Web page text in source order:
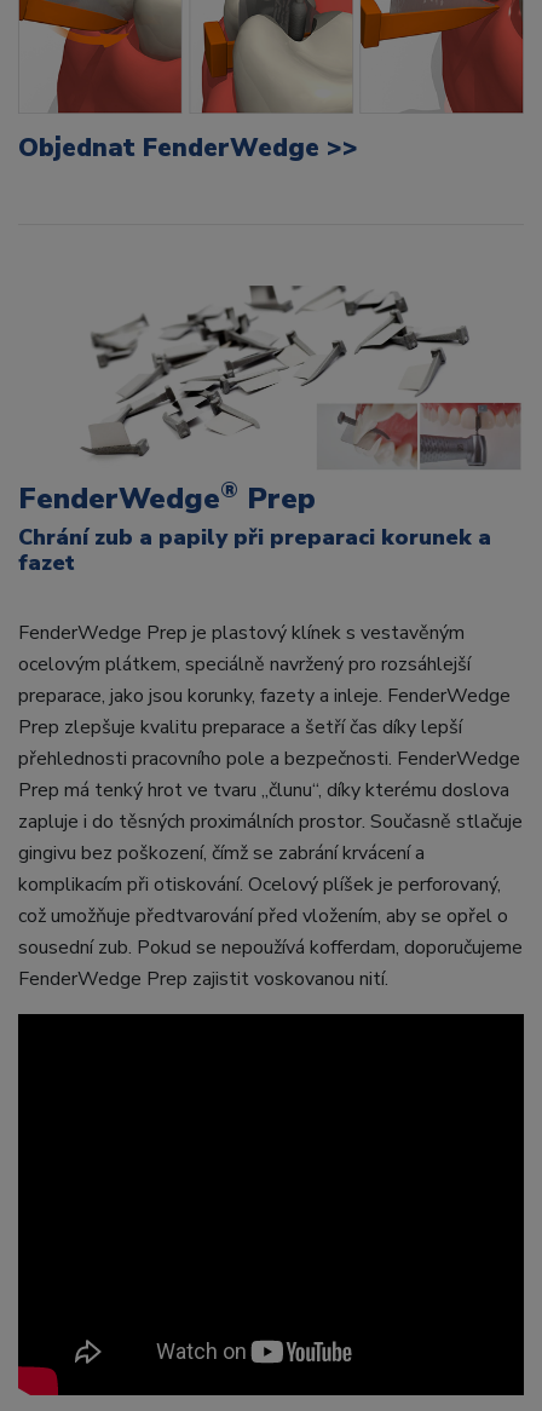
Objednat FenderWedge >>
FenderWedge® Prep
Chrání zub a papily při preparaci korunek a
fazet
FenderWedge Prep je plastový klínek s vestavěným
ocelovým plátkem, speciálně navržený pro rozsáhlejší
preparace, jako jsou korunky, fazety a inleje. FenderWedge
Prep zlepšuje kvalitu preparace a šetří čas díky lepší
přehlednosti pracovního pole a bezpečnosti. FenderWedge
Prep má tenký hrot ve tvaru „člunu“, díky kterému doslova
zapluje i do těsných proximálních prostor. Současně stlačuje
gingivu bez poškození, čímž se zabrání krvácení a
komplikacím při otiskování. Ocelový plíšek je perforovaný,
což umožňuje předtvarování před vložením, aby se opřel o
sousední zub. Pokud se nepoužívá kofferdam, doporučujeme
FenderWedge Prep zajistit voskovanou nití.